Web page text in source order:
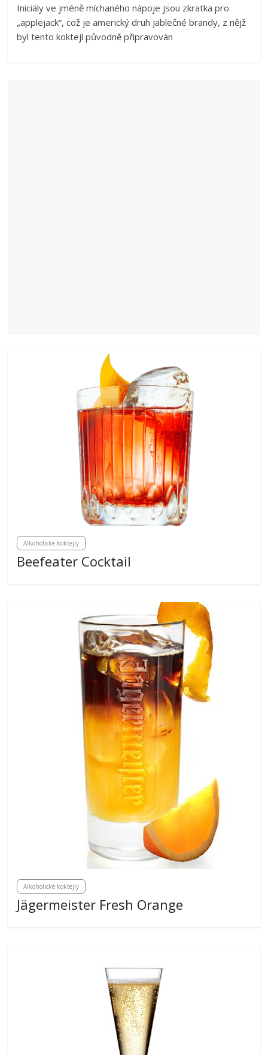
Iniciály ve jméně míchaného nápoje jsou zkratka pro
„applejack“, což je americký druh jablečné brandy, z nějž
byl tento koktejl původně připravován
Alkoholické koktejly
Beefeater Cocktail
Alkoholické koktejly
Jägermeister Fresh Orange